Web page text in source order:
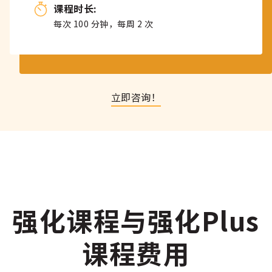
课程时长:
每次 100 分钟，每周 2 次
立即咨询！
强化课程与强化Plus
课程费用